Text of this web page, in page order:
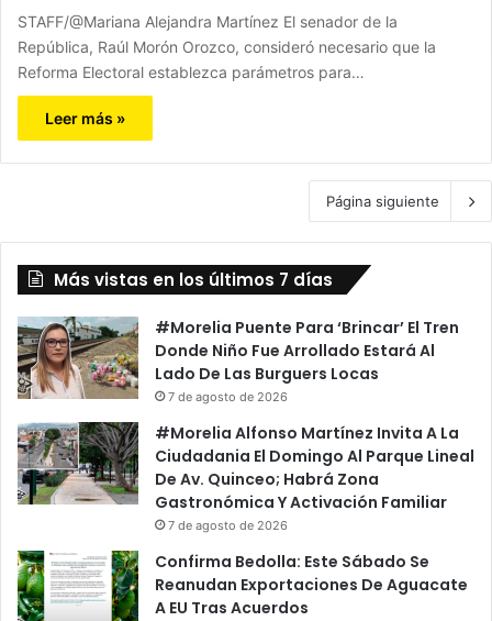
STAFF/@Mariana Alejandra Martínez El senador de la
República, Raúl Morón Orozco, consideró necesario que la
Reforma Electoral establezca parámetros para…
Leer más »
Página siguiente
Más vistas en los últimos 7 días
#Morelia Puente Para ‘Brincar’ El Tren
Donde Niño Fue Arrollado Estará Al
Lado De Las Burguers Locas
7 de agosto de 2026
#Morelia Alfonso Martínez Invita A La
Ciudadania El Domingo Al Parque Lineal
De Av. Quinceo; Habrá Zona
Gastronómica Y Activación Familiar
7 de agosto de 2026
Confirma Bedolla: Este Sábado Se
Reanudan Exportaciones De Aguacate
A EU Tras Acuerdos